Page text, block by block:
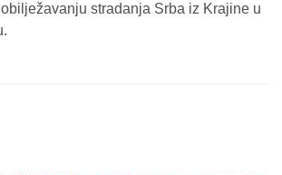
stradanja Srba iz Krajine u